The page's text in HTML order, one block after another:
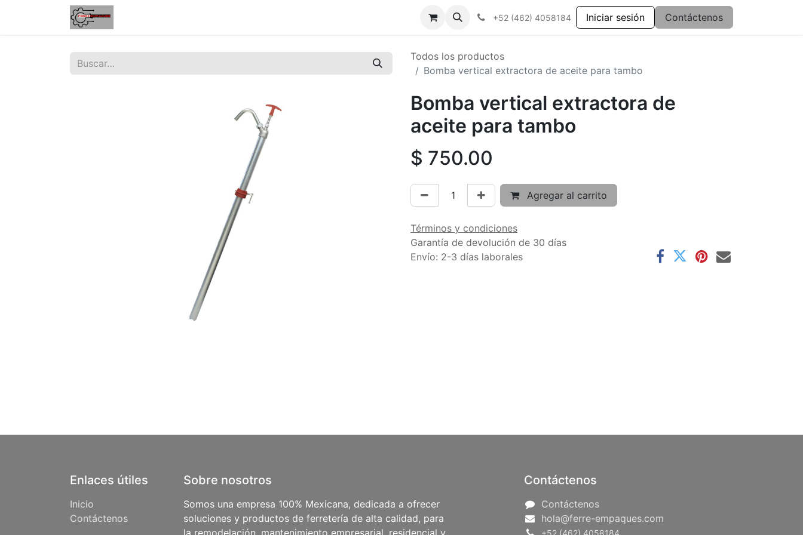
+52 (462) 4058184 Iniciar sesión Contáctenos
Todos los productos
Bomba vertical extractora de aceite para tambo
Bomba vertical extractora de
aceite para tambo
$ 750.00
Agregar al carrito
Términos y condiciones
Garantía de devolución de 30 días
Envío: 2-3 días laborales
Enlaces útiles
Inicio
Contáctenos
Sobre nosotros
Somos una empresa 100% Mexicana, dedicada a ofrecer
soluciones y productos de ferretería de alta calidad, para
la remodelación, mantenimiento empresarial, residencial y
Contáctenos
Contáctenos
hola@ferre-empaques.com
+52 (462) 4058184